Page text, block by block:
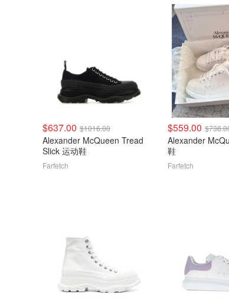
$637.00 $1016.00
Alexander McQueen Tread
Slick 运动鞋
Farfetch
$559.00
Alexander
鞋
Farfetch